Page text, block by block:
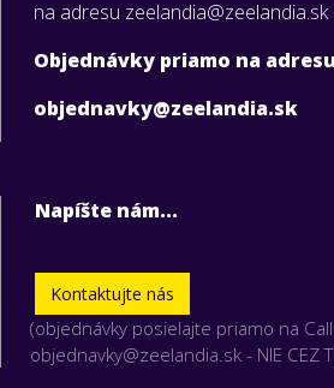
na adresu zeelandia@zeelandia.sk
Objednávky priamo na adresu
objednavky@zeelandia.sk
Napíšte nám...
Kontaktujte nás
(objednávky posielajte priamo na
objednavky@zeelandia.sk - NIE CEZ